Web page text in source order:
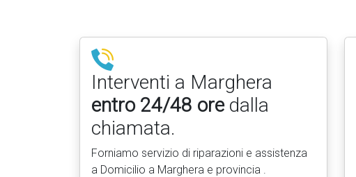
Interventi a Marghera
entro 24/48 oredalla
chiamata.
Forniamo servizio di riparazioni e assistenza
a Domicilio a Marghera e provincia .